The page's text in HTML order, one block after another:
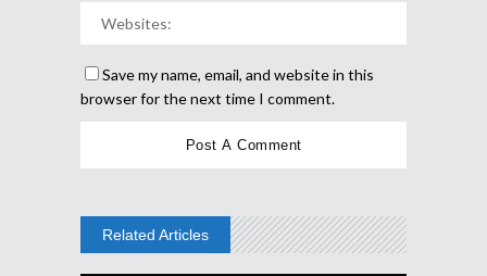
Save my name, email, and website in this
browser for the next time I comment.
Related Articles